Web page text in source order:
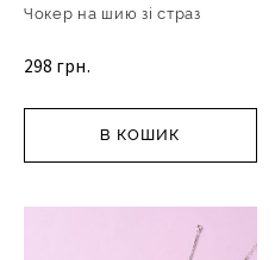
Чокер на шию зі страз
298 грн.
В КОШИК